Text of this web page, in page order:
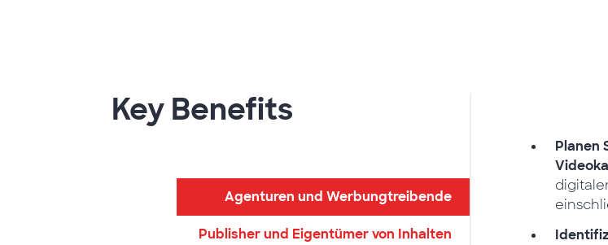
Key Benefits
Agenturen und Werbungtreibende
Publisher und Eigentümer von Inhalten
Planen